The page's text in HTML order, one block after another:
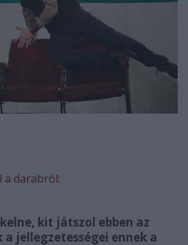
a darabról:
kit játszol ebben az
a jellegzetességei ennek a